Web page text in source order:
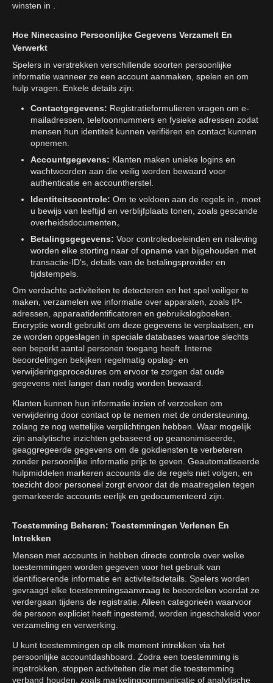
winsten in .
Hoe Ninecasino Persoonlijke Gegevens Verzamelt En
Verwerkt
Spelers in verstrekken verschillende soorten persoonlijke
informatie wanneer ze een account aanmaken, spelen en om
hulp vragen. Enkele details zijn:
Contactgegevens: Registratieformulieren vragen om e-
mailadressen, telefoonnummers en fysieke adressen zodat
mensen hun identiteit kunnen verifiëren en contact kunnen
opnemen.
Accountgegevens: Klanten maken unieke logins en
wachtwoorden aan die veilig worden bewaard voor
authenticatie en accountherstel.
Identiteitscontrole: Om te voldoen aan de regels in , moet
u bewijs van leeftijd en verblijfplaats tonen, zoals gescande
overheidsdocumenten。
Betalingsgegevens: Voor controledoeleinden en naleving
worden elke storting naar of opname van bijgehouden met
transactie-ID's, details van de betalingsprovider en
tijdstempels.
Om verdachte activiteiten te detecteren en het spel veiliger te
maken, verzamelen we informatie over apparaten, zoals IP-
adressen, apparaatidentificatoren en gebruikslogboeken.
Encryptie wordt gebruikt om deze gegevens te verplaatsen, en
ze worden opgeslagen in speciale databases waartoe slechts
een beperkt aantal personen toegang heeft. Interne
beoordelingen bekijken regelmatig opslag- en
verwijderingsprocedures om ervoor te zorgen dat oude
gegevens niet langer dan nodig worden bewaard.
Klanten kunnen hun informatie inzien of verzoeken om
verwijdering door contact op te nemen met de ondersteuning,
zolang ze nog wettelijke verplichtingen hebben. Waar mogelijk
zijn analytische inzichten gebaseerd op geanonimiseerde,
geaggregeerde gegevens om de gokdiensten te verbeteren
zonder persoonlijke informatie prijs te geven. Geautomatiseerde
hulpmiddelen markeren accounts die de regels niet volgen, en
toezicht door personeel zorgt ervoor dat de maatregelen tegen
gemarkeerde accounts eerlijk en gedocumenteerd zijn.
Toestemming Beheren: Toestemmingen Verlenen En
Intrekken
Mensen met accounts in hebben directe controle over welke
toestemmingen worden gegeven voor het gebruik van
identificerende informatie en activiteitsdetails. Spelers worden
gevraagd elke toestemmingsaanvraag te beoordelen voordat ze
verdergaan tijdens de registratie. Alleen categorieën waarvoor
de persoon expliciet heeft ingestemd, worden ingeschakeld voor
verzameling en verwerking.
U kunt toestemmingen op elk moment intrekken via het
persoonlijke accountdashboard. Zodra een toestemming is
ingetrokken, stoppen activiteiten die met die toestemming
verband houden, zoals marketingcommunicatie of analytische